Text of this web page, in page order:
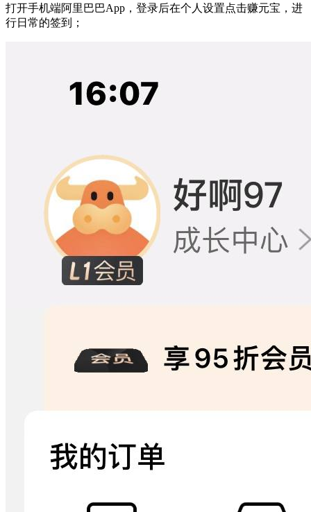
打开手机端阿里巴巴App，登录后在个人设置点击赚元宝，进
行日常的签到；